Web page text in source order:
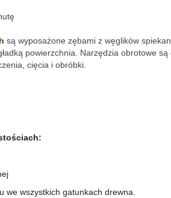
są wyposażone zębami z węglików
powierzchnia. Narzędzia obrotowe
cięcia i obróbki.
we wszystkich gatunkach drewna.